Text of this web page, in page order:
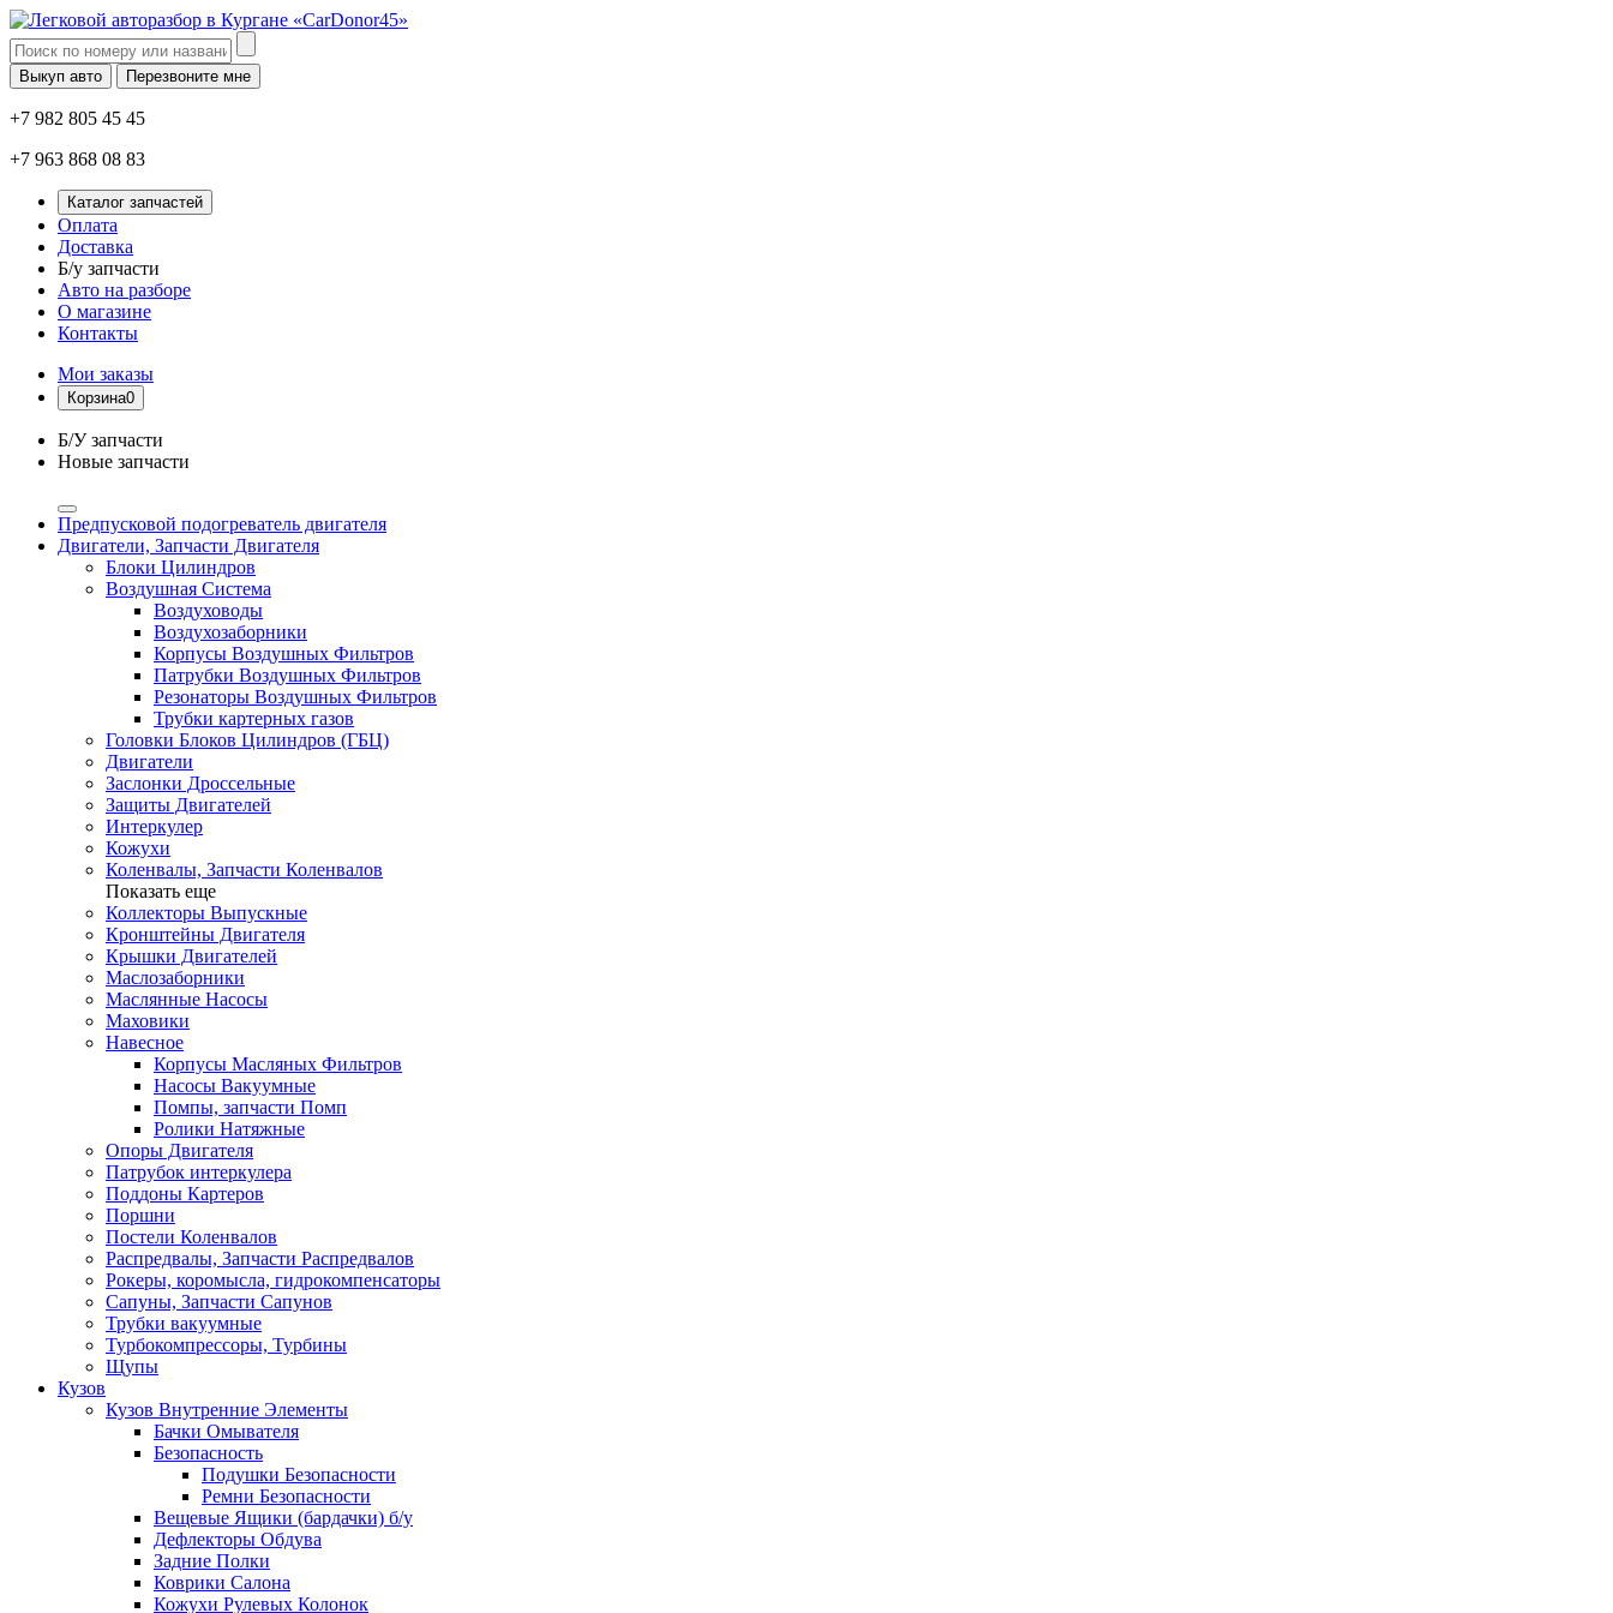
Выкуп авто Перезвоните мне
+7 982 805 45 45
+7 963 868 08 83
Каталог запчастей
Оплата
Доставка
Б/у запчасти
Авто на разборе
О магазине
Контакты
Мои заказы
Корзина0
Б/У запчасти
Новые запчасти
Предпусковой подогреватель двигателя
Двигатели, Запчасти Двигателя
Блоки Цилиндров
Воздушная Система
Воздуховоды
Воздухозаборники
Корпусы Воздушных Фильтров
Патрубки Воздушных Фильтров
Резонаторы Воздушных Фильтров
Трубки картерных газов
Головки Блоков Цилиндров (ГБЦ)
Двигатели
Заслонки Дроссельные
Защиты Двигателей
Интеркулер
Кожухи
Коленвалы, Запчасти Коленвалов
Показать еще
Коллекторы Выпускные
Кронштейны Двигателя
Крышки Двигателей
Маслозаборники
Маслянные Насосы
Маховики
Навесное
Корпусы Масляных Фильтров
Насосы Вакуумные
Помпы, запчасти Помп
Ролики Натяжные
Опоры Двигателя
Патрубок интеркулера
Поддоны Картеров
Поршни
Постели Коленвалов
Распредвалы, Запчасти Распредвалов
Рокеры, коромысла, гидрокомпенсаторы
Сапуны, Запчасти Сапунов
Трубки вакуумные
Турбокомпрессоры, Турбины
Щупы
Кузов
Кузов Внутренние Элементы
Бачки Омывателя
Безопасность
Подушки Безопасности
Ремни Безопасности
Вещевые Ящики (бардачки) б/у
Дефлекторы Обдува
Задние Полки
Коврики Салона
Кожухи Рулевых Колонок